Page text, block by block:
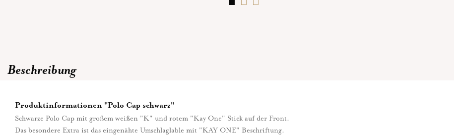
Beschreibung
Produktinformationen "Polo Cap schwarz"
Schwarze Polo Cap mit großem weißen "K" und rotem "Kay One" Stick auf der Front.
Das besondere Extra ist das eingenähte Umschlaglable mit "KAY ONE" Beschriftung.